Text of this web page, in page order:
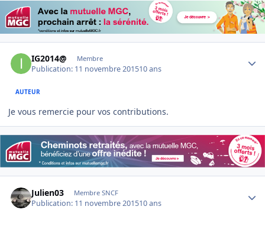
IG2014@ Membre
Publication: 11 novembre 201510 ans
AUTEUR
Je vous remercie pour vos contributions.
Julien03 Membre SNCF
Publication: 11 novembre 201510 ans